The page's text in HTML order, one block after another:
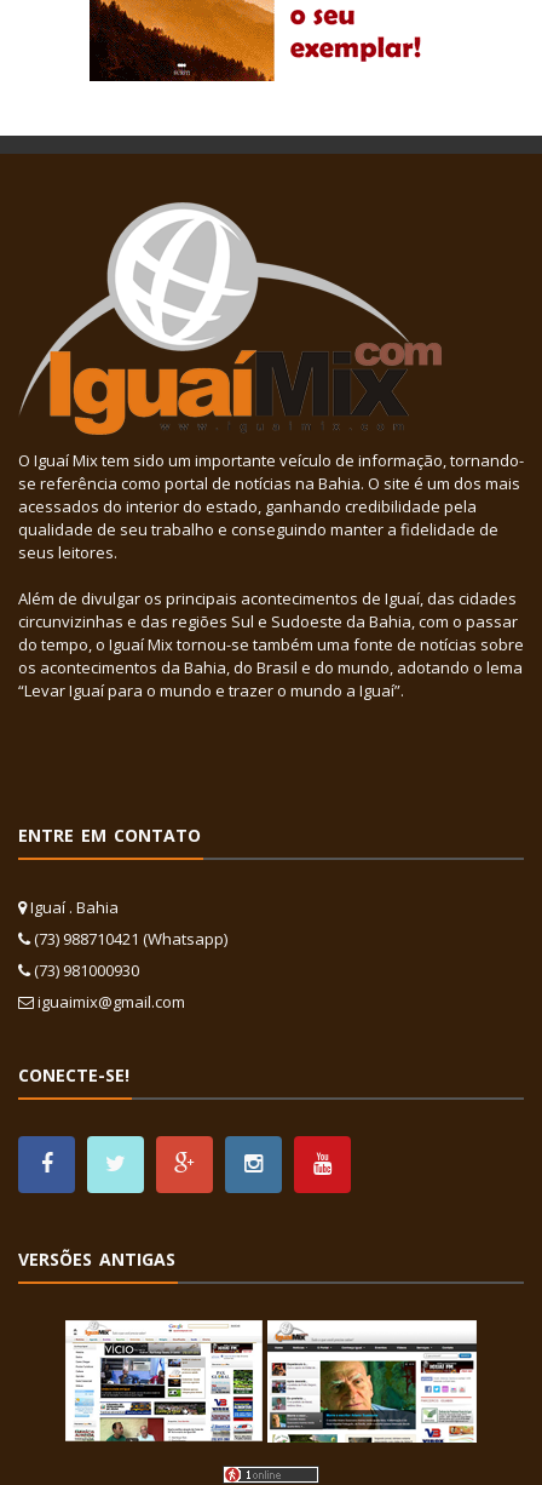
O Iguaí Mix tem sido um importante veículo de informação, tornando-
se referência como portal de notícias na Bahia. O site é um dos mais
acessados do interior do estado, ganhando credibilidade pela
qualidade de seu trabalho e conseguindo manter a fidelidade de
seus leitores.
Além de divulgar os principais acontecimentos de Iguaí, das cidades
circunvizinhas e das regiões Sul e Sudoeste da Bahia, com o passar
do tempo, o Iguaí Mix tornou-se também uma fonte de notícias sobre
os acontecimentos da Bahia, do Brasil e do mundo, adotando o lema
“Levar Iguaí para o mundo e trazer o mundo a Iguaí”.
ENTRE EM CONTATO
Iguaí . Bahia
(73) 988710421 (Whatsapp)
(73) 981000930
iguaimix@gmail.com
CONECTE-SE!
VERSÕES ANTIGAS